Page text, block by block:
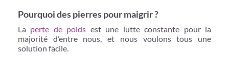
Pourquoi des pierres pour maigrir ?
La perte de poids est une lutte constante pour la
majorité d’entre nous, et nous voulons tous une
solution facile.